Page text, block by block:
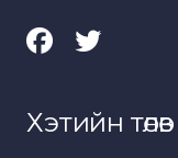
Хэтийн төлөв